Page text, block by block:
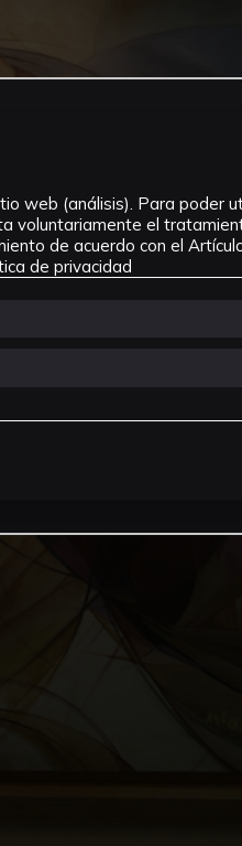
web (análisis). Para poder
voluntariamente el
de acuerdo con el
de privacidad